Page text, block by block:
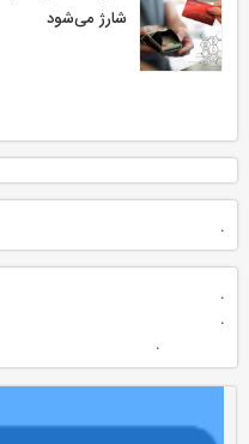
شارژ می‌شود
.
.
.
.